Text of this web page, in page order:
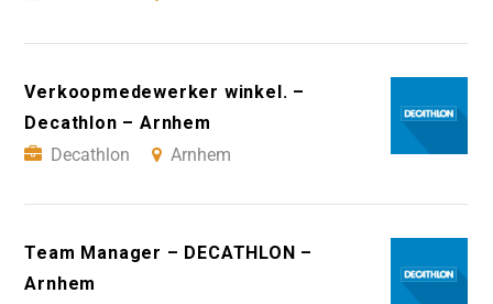
Verkoopmedewerker winkel. –
Decathlon – Arnhem
Decathlon
Arnhem
Team Manager – DECATHLON –
Arnhem